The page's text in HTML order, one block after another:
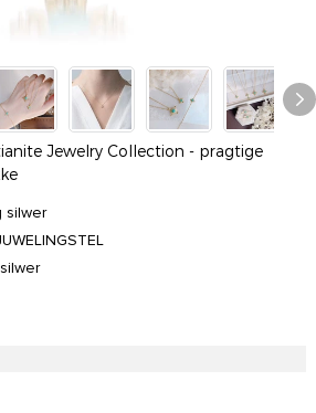
Jewelry Collection - pragtige
silwer